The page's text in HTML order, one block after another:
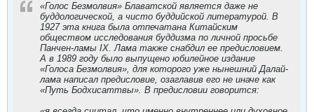
«Голос Безмолвия» Блаватской является даже не
буддологической, а чисто буддийской литературой. В
1927 эта книга была отпечатана Китайским
обществом исследования буддизма по личной просьбе
Панчен-ламы IX. Лама также снабдил ее предисловием.
А в 1989 году было выпущено юбилейное издание
«Голоса Безмолвия», для которого уже нынешний Далай-
лама написал предисловие, озаглавив его не иначе как
«Путь Бодхисаттвы». В предисловии говорится: